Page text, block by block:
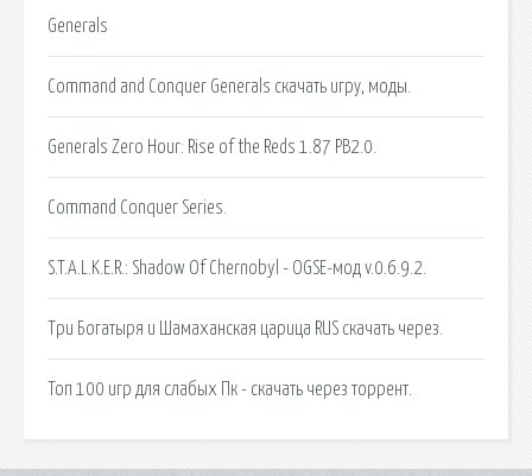
Generals
Command and Conquer Generals скачать игру, моды.
Generals Zero Hour: Rise of the Reds 1.87 PB2.0.
Command Conquer Series.
S.T.A.L.K.E.R.: Shadow Of Chernobyl - OGSE-мод v.0.6.9.2.
Три Богатыря и Шамаханская царица RUS скачать через.
Топ 100 игр для слабых Пк - скачать через торрент.